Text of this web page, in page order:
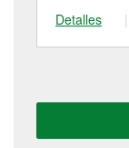
Detalles
|